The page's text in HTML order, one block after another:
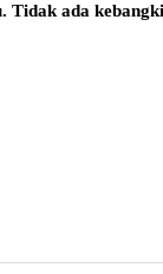
Tidak ada